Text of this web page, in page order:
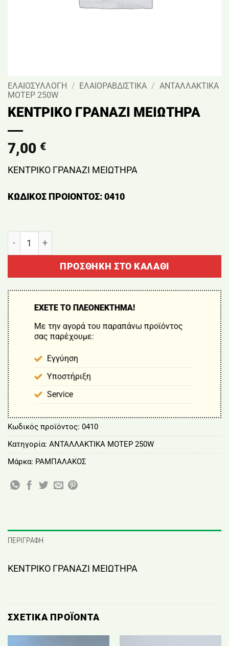
ΕΛΑΙΟΣΥΛΛΟΓΗ / ΕΛΑΙΟΡΑΒΔΙΣΤΙΚΑ / ΑΝΤΑΛΛΑΚΤΙΚΑ
ΜΟΤΕΡ 250W
ΚΕΝΤΡΙΚΟ ΓΡΑΝΑΖΙ ΜΕΙΩΤΗΡΑ
7,00 €
ΚΕΝΤΡΙΚΟ ΓΡΑΝΑΖΙ ΜΕΙΩΤΗΡΑ
ΚΩΔΙΚΟΣ ΠΡΟΙΟΝΤΟΣ: 0410
ΠΡΟΣΘΉΚΗ ΣΤΟ ΚΑΛΆΘΙ
ΕΧΕΤΕ ΤΟ ΠΛΕΟΝΕΚΤΗΜΑ!
Με την αγορά του παραπάνω προϊόντος
σας παρέχουμε:
Εγγύηση
Υποστήριξη
Service
Κωδικός προϊόντος: 0410
Κατηγορία: ΑΝΤΑΛΛΑΚΤΙΚΑ ΜΟΤΕΡ 250W
Μάρκα: ΡΑΜΠΑΛΑΚΟΣ
ΠΕΡΙΓΡΑΦΉ
ΚΕΝΤΡΙΚΟ ΓΡΑΝΑΖΙ ΜΕΙΩΤΗΡΑ
ΣΧΕΤΙΚΆ ΠΡΟΪΌΝΤΑ